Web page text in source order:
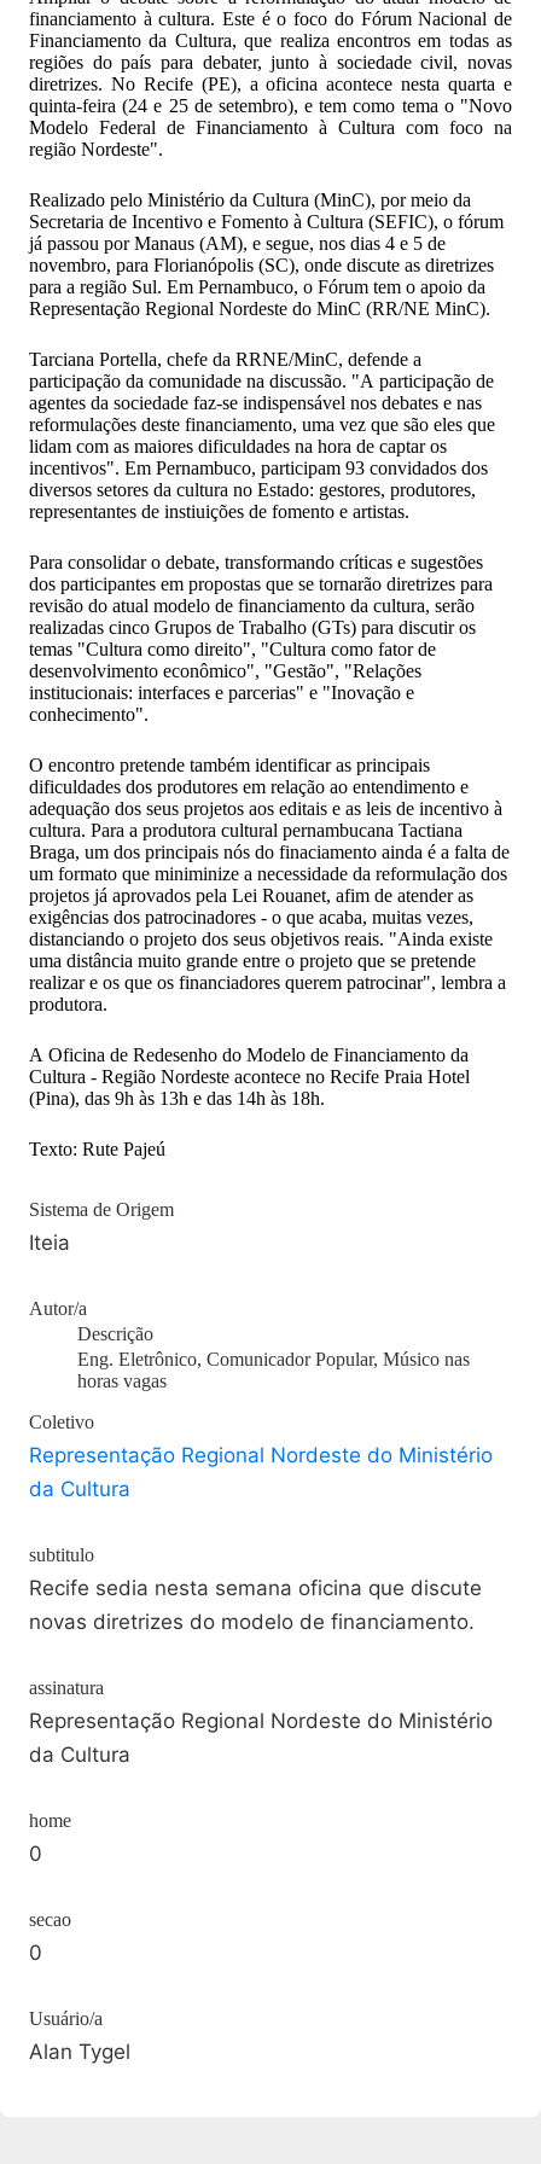
financiamento à cultura. Este é o foco do Fórum Nacional de
Financiamento da Cultura, que realiza encontros em todas as
regiões do país para debater, junto à sociedade civil, novas
diretrizes. No Recife (PE), a oficina acontece nesta quarta e
quinta-feira (24 e 25 de setembro), e tem como tema o "Novo
Modelo Federal de Financiamento à Cultura com foco na
região Nordeste".
Realizado pelo Ministério da Cultura (MinC), por meio da
Secretaria de Incentivo e Fomento à Cultura (SEFIC), o fórum
já passou por Manaus (AM), e segue, nos dias 4 e 5 de
novembro, para Florianópolis (SC), onde discute as diretrizes
para a região Sul. Em Pernambuco, o Fórum tem o apoio da
Representação Regional Nordeste do MinC (RR/NE MinC).
Tarciana Portella, chefe da RRNE/MinC, defende a
participação da comunidade na discussão. "A participação de
agentes da sociedade faz-se indispensável nos debates e nas
reformulações deste financiamento, uma vez que são eles que
lidam com as maiores dificuldades na hora de captar os
incentivos". Em Pernambuco, participam 93 convidados dos
diversos setores da cultura no Estado: gestores, produtores,
representantes de instiuições de fomento e artistas.
Para consolidar o debate, transformando críticas e sugestões
dos participantes em propostas que se tornarão diretrizes para
revisão do atual modelo de financiamento da cultura, serão
realizadas cinco Grupos de Trabalho (GTs) para discutir os
temas "Cultura como direito", "Cultura como fator de
desenvolvimento econômico", "Gestão", "Relações
institucionais: interfaces e parcerias" e "Inovação e
conhecimento".
O encontro pretende também identificar as principais
dificuldades dos produtores em relação ao entendimento e
adequação dos seus projetos aos editais e as leis de incentivo à
cultura. Para a produtora cultural pernambucana Tactiana
Braga, um dos principais nós do finaciamento ainda é a falta de
um formato que miniminize a necessidade da reformulação dos
projetos já aprovados pela Lei Rouanet, afim de atender as
exigências dos patrocinadores - o que acaba, muitas vezes,
distanciando o projeto dos seus objetivos reais. "Ainda existe
uma distância muito grande entre o projeto que se pretende
realizar e os que os financiadores querem patrocinar", lembra a
produtora.
A Oficina de Redesenho do Modelo de Financiamento da
Cultura - Região Nordeste acontece no Recife Praia Hotel
(Pina), das 9h às 13h e das 14h às 18h.
Texto: Rute Pajeú
Sistema de Origem
Iteia
Autor/a
Descrição
Eng. Eletrônico, Comunicador Popular, Músico nas
horas vagas
Coletivo
Representação Regional Nordeste do Ministério
da Cultura
subtitulo
Recife sedia nesta semana oficina que discute
novas diretrizes do modelo de financiamento.
assinatura
Representação Regional Nordeste do Ministério
da Cultura
home
0
secao
0
Usuário/a
Alan Tygel